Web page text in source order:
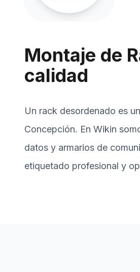
Montaje de
calidad
Un rack desordenado es
Concepción. En Wikin
datos y armarios de
etiquetado profesional y